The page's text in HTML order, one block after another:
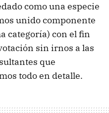
como una especie
unido componente
categoría) con el fin
sin irnos a las
que
todo en detalle.